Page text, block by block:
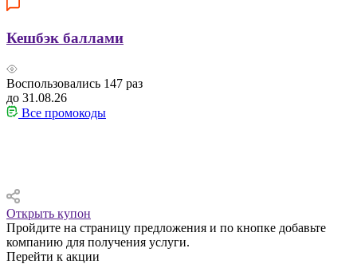
Кешбэк баллами
Воспользовались 147 раз
до 31.08.26
Все промокоды
Открыть купон
Пройдите на страницу предложения и по кнопке добавьте
компанию для получения услуги.
Перейти к акции